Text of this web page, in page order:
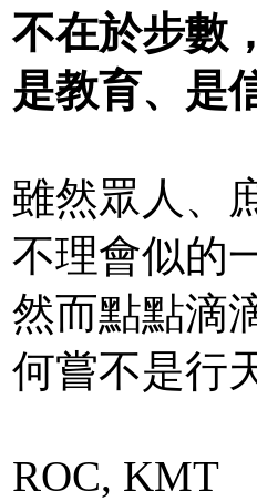
不在於步數
是教育、是
雖然眾人、
不理會似的
然而點點滴
何嘗不是行
ROC, KMT